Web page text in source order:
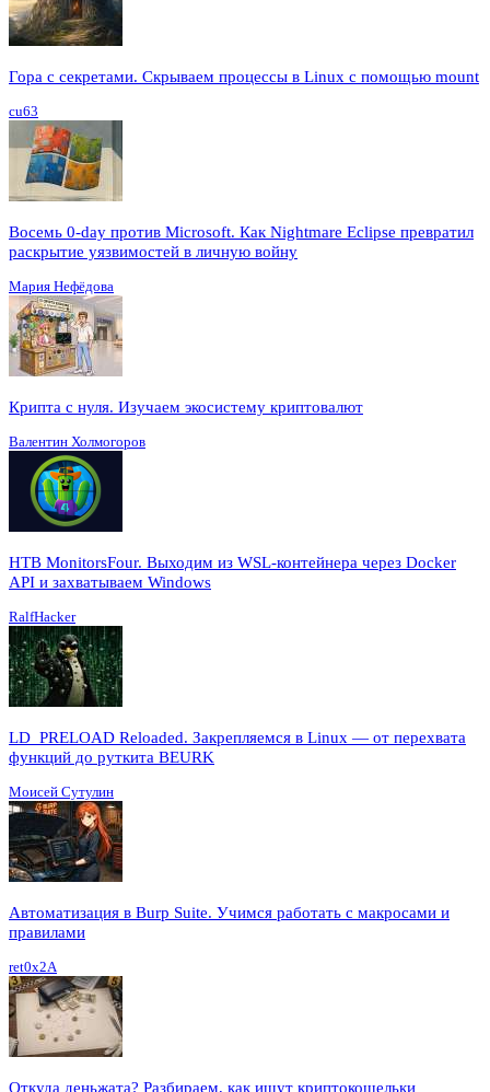
Гора с секретами. Скрываем процессы в Linux c помощью mount
cu63
Восемь 0-day против Microsoft. Как Nightmare Eclipse превратил
раскрытие уязвимостей в личную войну
Мария Нефёдова
Крипта с нуля. Изучаем экосистему криптовалют
Валентин Холмогоров
HTB MonitorsFour. Выходим из WSL-контейнера через Docker
API и захватываем Windows
RalfHacker
LD_PRELOAD Reloaded. Закрепляемся в Linux — от перехвата
функций до руткита BEURK
Моисей Сутулин
Автоматизация в Burp Suite. Учимся работать с макросами и
правилами
ret0x2A
Откуда деньжата? Разбираем, как ищут криптокошельки